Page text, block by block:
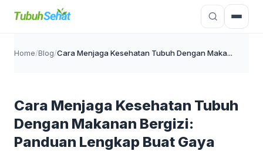
Home/Blog/Cara Menjaga Kesehatan Tubuh Dengan Maka...
Cara Menjaga Kesehatan Tubuh
Dengan Makanan Bergizi:
Panduan Lengkap Buat Gaya